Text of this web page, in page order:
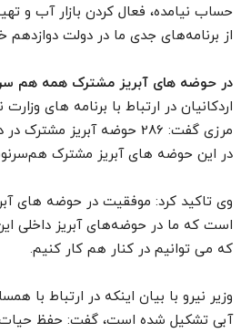
حساب نیامده، فعال کردن بازار آب و
از برنامه‌های جدی ما در دولت دوازدهم
در حوضه های آبریز مشترک همه هم
اردکانیان در ارتباط با برنامه های
مرزی گفت: 286 حوضه آبریز
در این حوضه های آبریز مشترک
وی تاکید کرد: موفقیت در حوضه های
است که ما در حوضه‌های آبریز داخلی
که می توانیم در کنار هم کار کنیم.
وزیر نیرو با بیان اینکه در ارتباط با
آبی تشکیل شده است، گفت: حفظ حیات